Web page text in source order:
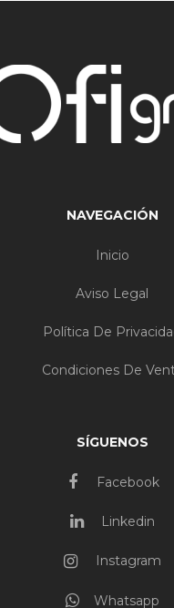
NAVEGACIÓN
Inicio
Aviso Legal
Política De
Condiciones De
SÍGUENOS
Facebook
Linkedin
Instagram
Whatsapp